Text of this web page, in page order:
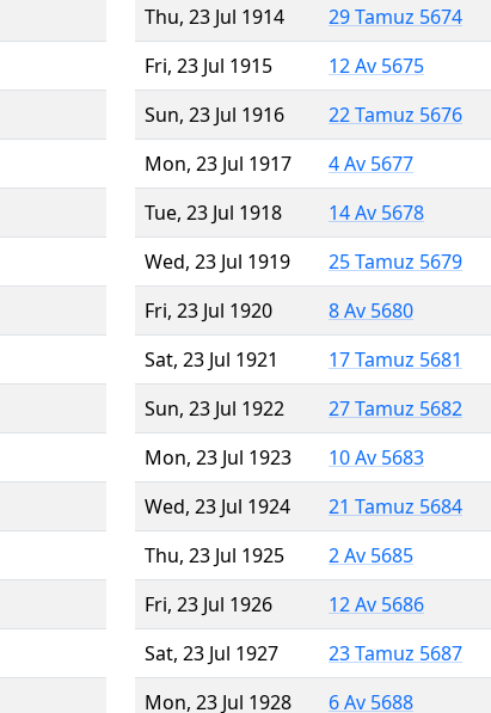
Thu, 23 Jul 1914
29 Tamuz 5674
Fri, 23 Jul 1915
12 Av 5675
Sun, 23 Jul 1916
22 Tamuz 5676
Mon, 23 Jul 1917
4 Av 5677
Tue, 23 Jul 1918
14 Av 5678
Wed, 23 Jul 1919
25 Tamuz 5679
Fri, 23 Jul 1920
8 Av 5680
Sat, 23 Jul 1921
17 Tamuz 5681
Sun, 23 Jul 1922
27 Tamuz 5682
Mon, 23 Jul 1923
10 Av 5683
Wed, 23 Jul 1924
21 Tamuz 5684
Thu, 23 Jul 1925
2 Av 5685
Fri, 23 Jul 1926
12 Av 5686
Sat, 23 Jul 1927
23 Tamuz 5687
Mon, 23 Jul 1928
6 Av 5688